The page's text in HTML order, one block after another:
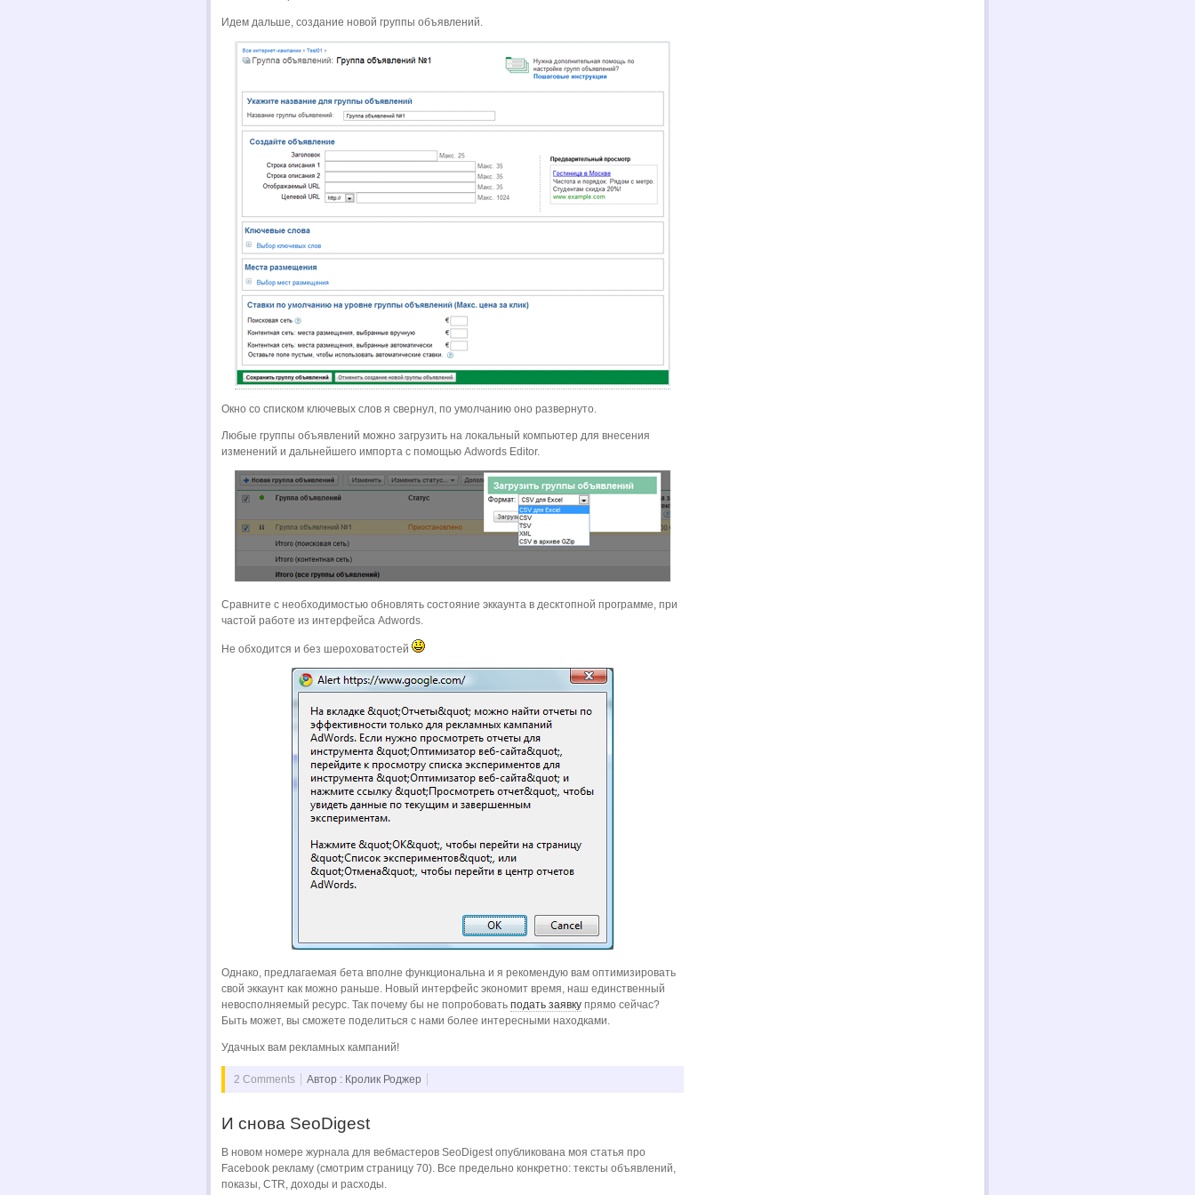
Идем дальше, создание новой группы объявлений.
Окно со списком ключевых слов я свернул, по умолчанию оно развернуто.
Любые группы объявлений можно загрузить на локальный компьютер для внесения
изменений и дальнейшего импорта с помощью Adwords Editor.
Сравните с необходимостью обновлять состояние эккаунта в десктопной программе, при
частой работе из интерфейса Adwords.
Не обходится и без шероховатостей
Однако, предлагаемая бета вполне функциональна и я рекомендую вам оптимизировать
свой эккаунт как можно раньше. Новый интерфейс экономит время, наш единственный
невосполняемый ресурс. Так почему бы не попробовать подать заявку прямо сейчас?
Быть может, вы сможете поделиться с нами более интересными находками.
Удачных вам рекламных кампаний!
2 Comments Автор : Кролик Роджер
И снова SeoDigest
В новом номере журнала для вебмастеров SeoDigest опубликована моя статья про
Facebook рекламу (смотрим страницу 70). Все предельно конкретно: тексты объявлений,
показы, CTR, доходы и расходы.